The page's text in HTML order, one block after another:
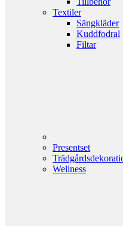
Textiler
Sängkläder
Kuddfodral
Filtar
Presentset
Wellness